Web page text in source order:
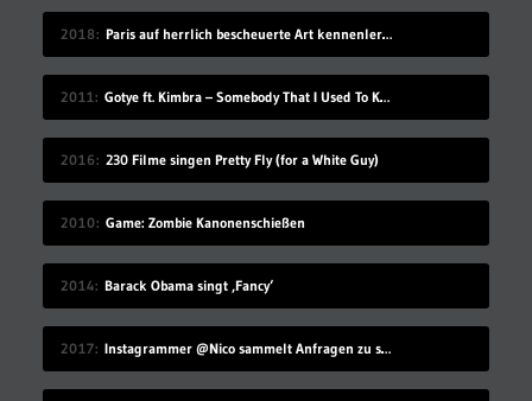
2018 Paris auf herrlich bescheuerte Art kennenlernen
2011 Gotye ft. Kimbra – Somebody That I Used To Know
2016 230 Filme singen Pretty Fly (for a White Guy)
2010 Game: Zombie Kanonenschießen
2014 Barack Obama singt ‚Fancy‘
2017 Instagrammer @Nico sammelt Anfragen zu seinem Benutzernamen